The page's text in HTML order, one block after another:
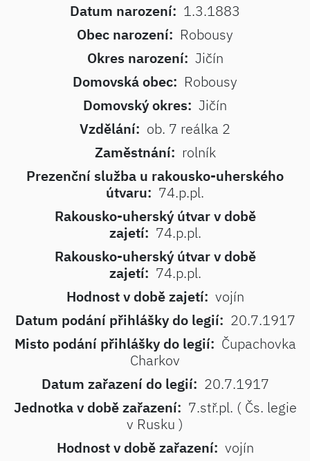
Datum narození: 1.3.1883
Obec narození: Robousy
Okres narození: Jičín
Domovská obec: Robousy
Domovský okres: Jičín
Vzdělání: ob. 7 reálka 2
Zaměstnání: rolník
Prezenční služba u rakousko-uherského
útvaru: 74.p.pl.
Rakousko-uherský útvar v době
zajetí: 74.p.pl.
Rakousko-uherský útvar v době
zajetí: 74.p.pl.
Hodnost v době zajetí: vojín
Datum podání přihlášky do legií: 20.7.1917
Misto podání přihlášky do legií: Čupachovka
Charkov
Datum zařazení do legií: 20.7.1917
Jednotka v době zařazení: 7.stř.pl. ( Čs. legie
v Rusku )
Hodnost v době zařazení: vojín